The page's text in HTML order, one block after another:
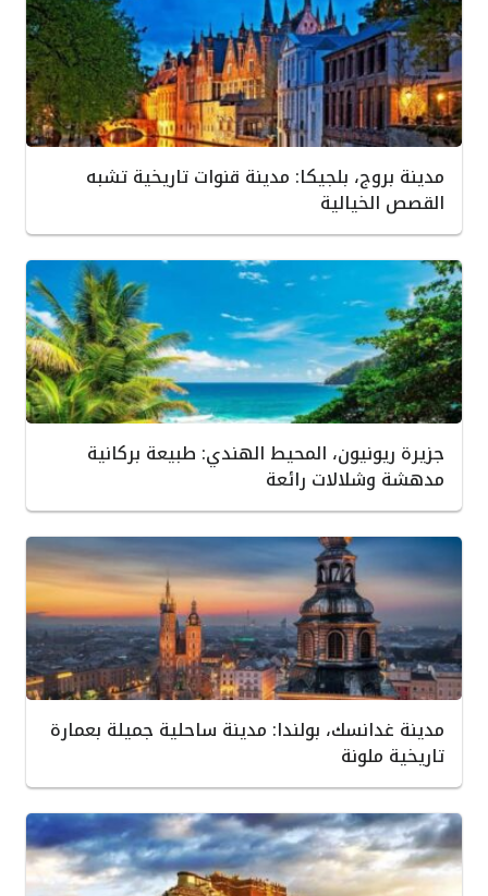
مدينة بروج، بلجيكا: مدينة قنوات تاريخية تشبه
القصص الخيالية
جزيرة ريونيون، المحيط الهندي: طبيعة بركانية
مدهشة وشلالات رائعة
مدينة غدانسك، بولندا: مدينة ساحلية جميلة بعمارة
تاريخية ملونة